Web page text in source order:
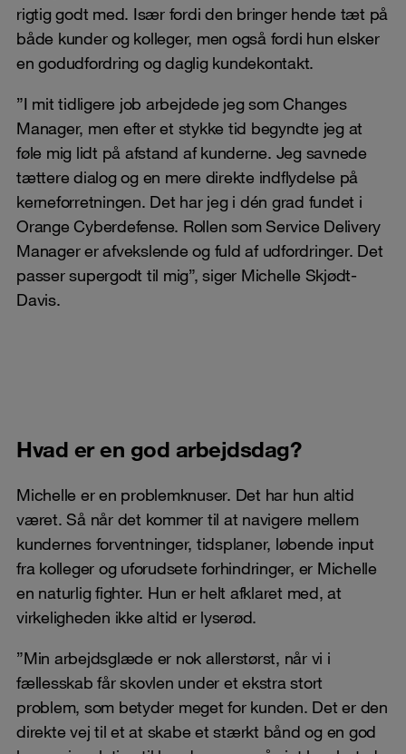
rigtig godt med. Især fordi den bringer hende tæt på
både kunder og kolleger, men også fordi hun elsker
en godudfordring og daglig kundekontakt.
”I mit tidligere job arbejdede jeg som Changes
Manager, men efter et stykke tid begyndte jeg at
føle mig lidt på afstand af kunderne. Jeg savnede
tættere dialog og en mere direkte indflydelse på
kerneforretningen. Det har jeg i dén grad fundet i
Orange Cyberdefense. Rollen som Service Delivery
Manager er afvekslende og fuld af udfordringer. Det
passer supergodt til mig”, siger Michelle Skjødt-
Davis.
Hvad er en god arbejdsdag?
Michelle er en problemknuser. Det har hun altid
været. Så når det kommer til at navigere mellem
kundernes forventninger, tidsplaner, løbende input
fra kolleger og uforudsete forhindringer, er Michelle
en naturlig fighter. Hun er helt afklaret med, at
virkeligheden ikke altid er lyserød.
”Min arbejdsglæde er nok allerstørst, når vi i
fællesskab får skovlen under et ekstra stort
problem, som betyder meget for kunden. Det er den
direkte vej til et at skabe et stærkt bånd og en god